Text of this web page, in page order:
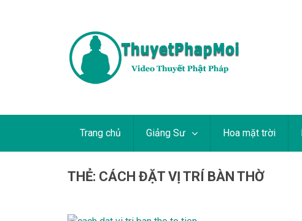
Trang chủ Giảng Sư Hoa mặt trời
THẺ: CÁCH ĐẶT VỊ TRÍ BÀN THỜ